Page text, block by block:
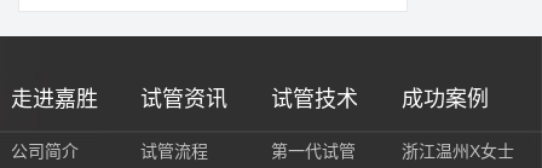
走进嘉胜
公司简介
试管资讯
试管流程
试管技术
第一代试管
成功案例
浙江温州X女士